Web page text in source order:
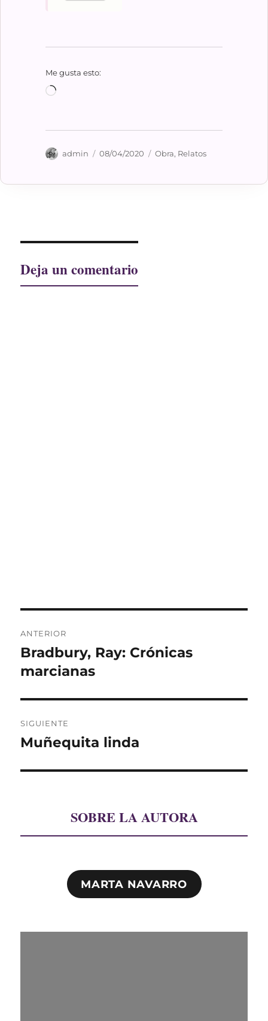
Me gusta esto:
Cargando...
Autor
admin
Publicado
08/04/2020 Categorías
Obra, Relatos
Deja un comentario
de
entradas
ANTERIOR
Entrada
anterior:
Bradbury, Ray: Crónicas
marcianas
SIGUIENTE
Entrada
Muñequita linda
SOBRE LA AUTORA
MARTA NAVARRO